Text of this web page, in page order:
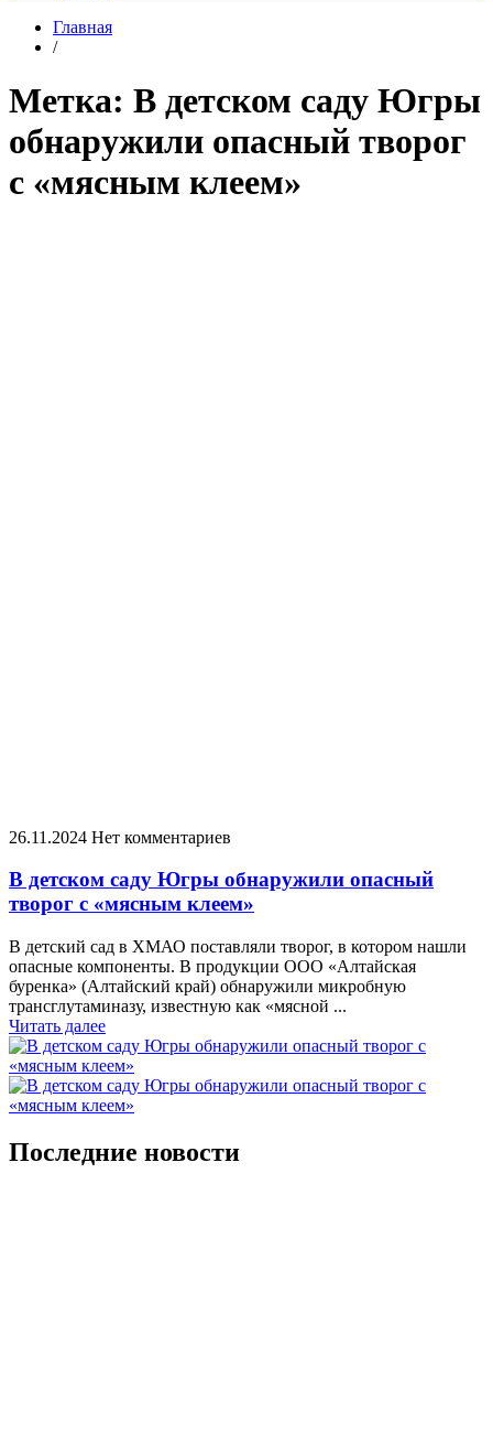
Главная
/
Метка: В детском саду Югры
обнаружили опасный творог
с «мясным клеем»
26.11.2024 Нет комментариев
В детском саду Югры обнаружили опасный
творог с «мясным клеем»
В детский сад в ХМАО поставляли творог, в котором нашли
опасные компоненты. В продукции ООО «Алтайская
буренка» (Алтайский край) обнаружили микробную
трансглутаминазу, известную как «мясной ...
Читать далее
Последние новости